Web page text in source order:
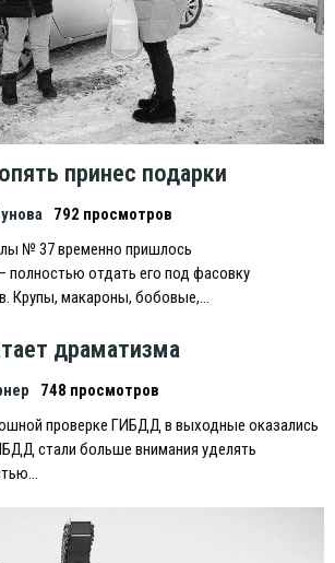
принес подарки
792 просмотров
№ 37 временно пришлось
полностью отдать его под фасовку
Крупы, макароны, бобовые,…
драматизма
748 просмотров
проверке ГИБДД в выходные оказались
стали больше внимания уделять